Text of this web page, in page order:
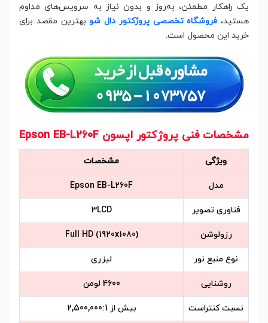
یک راهکار مطمئن، به‌روز و بدون نیاز به سرویس‌های مداوم
هستید، فروشگاه تخصصی پروژکتور دال شوبهترین مقصد برای
خرید این محصول است.
مشخصات فنی پروژکتور اپسون Epson EB-L260F
ویژگی مشخصات
مدل Epson EB-L260F
فناوری تصویر 3LCD
رزولوشن Full HD (1920x1080)
نوع منبع نور لیزری
روشنایی 4600 لومن
نسبت کنتراست بیش از 2,500,000:1